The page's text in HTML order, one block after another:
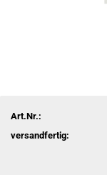
Art.Nr.:
versandfertig: